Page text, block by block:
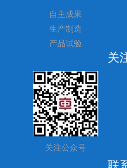
自主成果
生产制造
产品试验
关
关注公众号
联